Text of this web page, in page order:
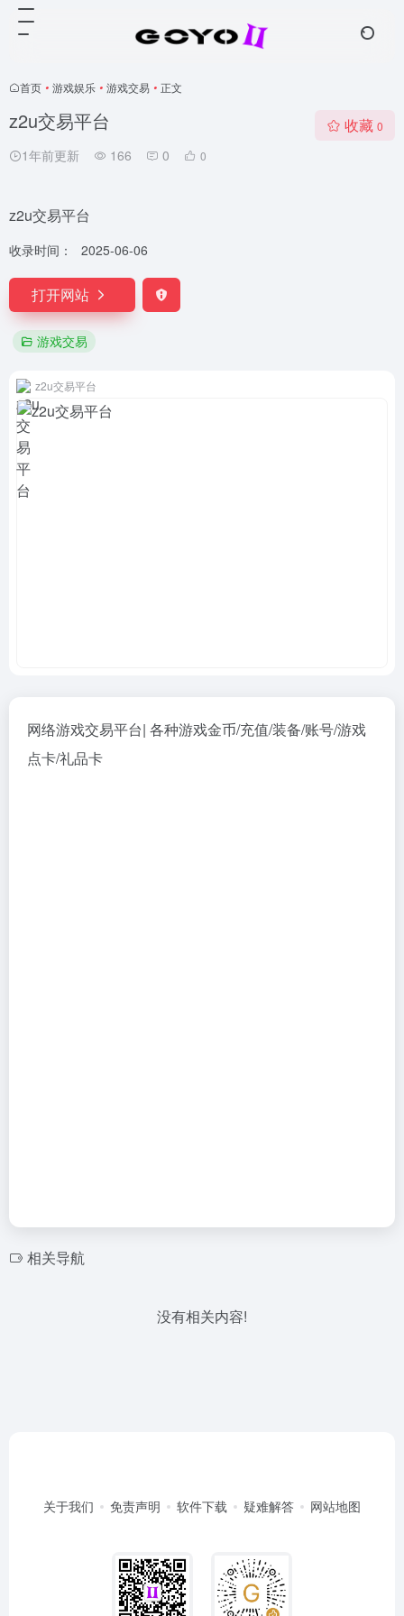
首页 • 游戏娱乐 • 游戏交易 • 正文
z2u交易平台
1年前更新 166 0 0
收藏 0
z2u交易平台
收录时间： 2025-06-06
打开网站
游戏交易
z2u交易平台
网络游戏交易平台| 各种游戏金币/充值/装备/账号/游戏
点卡/礼品卡
相关导航
没有相关内容!
关于我们 免责声明 软件下载 疑难解答 网站地图